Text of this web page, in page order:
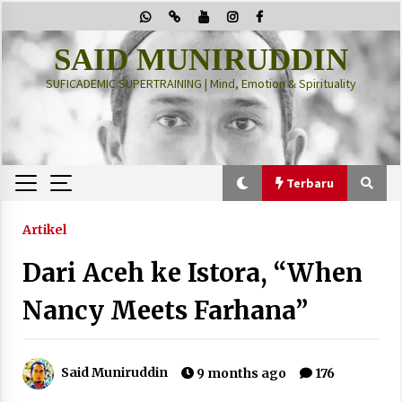
to
content
SAID MUNIRUDDIN
SUFICADEMIC SUPERTRAINING | Mind, Emotion & Spirituality
Terbaru
Terbaru
“Thuma’ninah”: Cara Agama Meregulasi Jiwa
2 months ago
PRABOWO!
Artikel
Dari Aceh ke Istora, “When
Nancy Meets Farhana”
Said Muniruddin 9 months ago 176